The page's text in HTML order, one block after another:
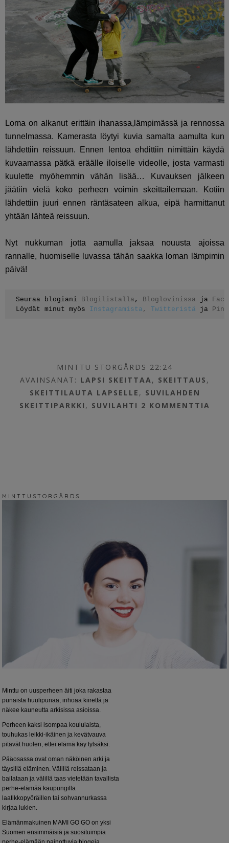
Loma on alkanut erittäin ihanassa,lämpimässä ja rennossa
tunnelmassa. Kamerasta löytyi kuvia samalta aamulta kun
lähdettiin reissuun. Ennen lentoa ehdittiin nimittäin käydä
kuvaamassa pätkä eräälle iloiselle videolle, josta varmasti
kuulette myöhemmin vähän lisää… Kuvauksen jälkeen
jäätiin vielä koko perheen voimin skeittailemaan. Kotiin
lähdettiin juuri ennen räntäsateen alkua, eipä harmittanut
yhtään lähteä reissuun.
Nyt nukkuman jotta aamulla jaksaa nouusta ajoissa
rannalle, huomiselle luvassa tähän saakka loman lämpimin
päivä!
Seuraa blogiani Blogilistalla , Bloglovinissa ja
Löydät minut myös Instagramista , Twitteristä ja
MINTTU STORGÅRDS 22:24
AVAINSANAT: LAPSI SKEITTAA, SKEITTAUS ,
SKEITTILAUTA LAPSELLE , SUVILAHDEN
SKEITTIPARKKI , SUVILAHTI 2 KOMMENTTIA
M I N T T U S T O R G Å R D S
Minttu on uusperheen äiti joka rakastaa
punaista huulipunaa, inhoaa kiirettä ja
näkee kauneutta arkisissa asioissa.
Perheen kaksi isompaa koululaista,
touhukas leikki-ikäinen ja kevätvauva
pitävät huolen, ettei elämä käy tylsäksi.
Pääosassa ovat oman näköinen arki ja
täysillä eläminen. Välillä reissataan ja
bailataan ja välillä taas vietetään tavallista
perhe-elämää kaupungilla
laatikkopyöräillen tai sohvannurkassa
kirjaa lukien.
Elämänmakuinen MAMI GO GO on yksi
Suomen ensimmäisiä ja suosituimpia